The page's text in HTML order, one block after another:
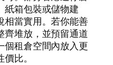
紙箱包裝或儲物建
相當實用。若你能善
齊堆放，並預留通道
個租倉空間內放入更
比。